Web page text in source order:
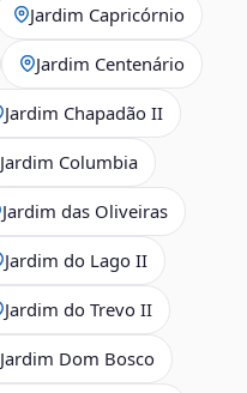
Jardim Capricórnio
Jardim Centenário
Jardim Chapadão II
Jardim Columbia
Jardim das Oliveiras
Jardim do Lago II
Jardim do Trevo II
Jardim Dom Bosco